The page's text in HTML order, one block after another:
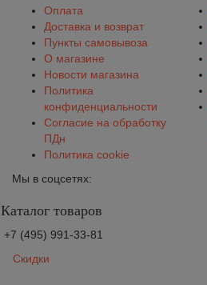
Оплата
Доставка и возврат
Пункты самовывоза
О магазине
Новости магазина
Политика
конфиденциальности
Согласие на обработку
ПДн
Политика cookie
Мы в соцсетях:
Каталог товаров
+7 (495) 991-33-81
Скидки